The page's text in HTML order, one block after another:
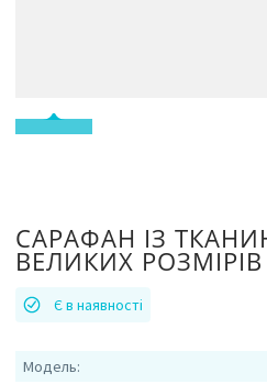
САРАФАН ІЗ
ВЕЛИКИХ РОЗМІРІВ
Є в наявності
Модель: